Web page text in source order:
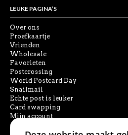
LEUKE PAGINA’S
Over ons
Proefkaartje
Vrienden
Wholesale
Favorieten
Postcrossing
World Postcard Day
Snailmail
Echte post is leuker
Card swapping
Mijn account